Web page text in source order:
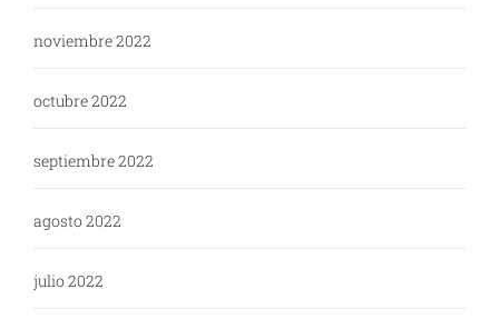
noviembre 2022
octubre 2022
septiembre 2022
agosto 2022
julio 2022